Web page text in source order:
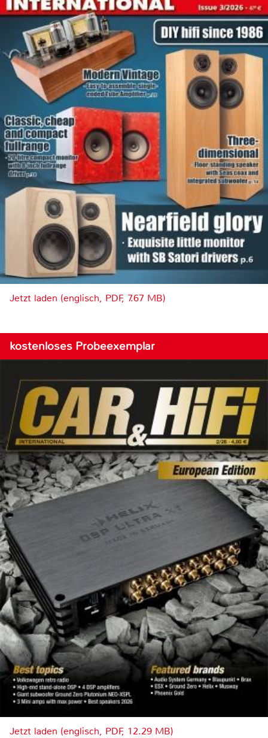
Jetzt laden (englisch, PDF, 7.67 MB)
kostenloses Probeexemplar
Jetzt laden (englisch, PDF, 12.29 MB)